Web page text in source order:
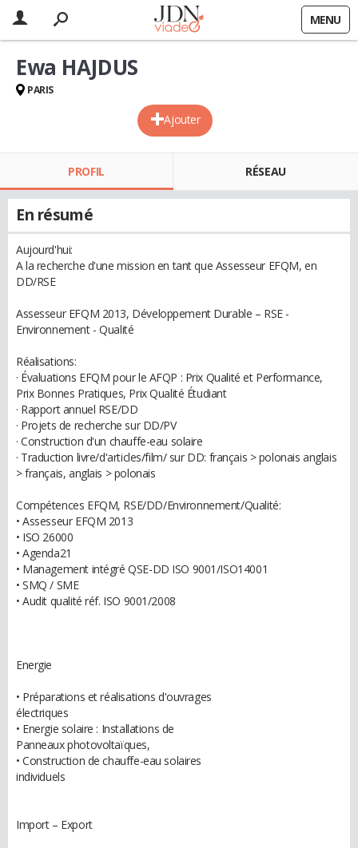
MENU
Ajouter
Ewa HAJDUS
PARIS
PROFIL RÉSEAU
En résumé
Aujourd'hui:
A la recherche d'une mission en tant que Assesseur EFQM, en
DD/RSE
Assesseur EFQM 2013, Développement Durable – RSE -
Environnement - Qualité
Réalisations:
· Évaluations EFQM pour le AFQP : Prix Qualité et Performance,
Prix Bonnes Pratiques, Prix Qualité Étudiant
· Rapport annuel RSE/DD
· Projets de recherche sur DD/PV
· Construction d'un chauffe-eau solaire
· Traduction livre/d'articles/film/ sur DD: français > polonais anglais
> français, anglais > polonais
Compétences EFQM, RSE/DD/Environnement/Qualité:
• Assesseur EFQM 2013
• ISO 26000
• Agenda21
• Management intégré QSE-DD ISO 9001/ISO14001
• SMQ / SME
• Audit qualité réf. ISO 9001/2008
Energie
• Préparations et réalisations d'ouvrages
électriques
• Energie solaire : Installations de
Panneaux photovoltaïques,
• Construction de chauffe-eau solaires
individuels
Import – Export